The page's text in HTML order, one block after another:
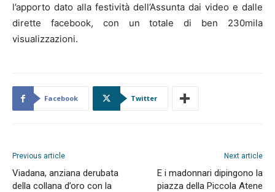
l’apporto dato alla festività dell’Assunta dai video e dalle
dirette facebook, con un totale di ben 230mila
visualizzazioni.
Facebook Twitter
Previous article
Viadana, anziana derubata
della collana d’oro con la
Next article
E i madonnari dipingono la
piazza della Piccola Atene